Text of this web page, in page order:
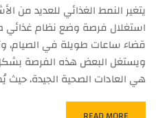
يتغير النمط الغذائي للعديد من
استغلال فرصة وضع نظام
قضاء ساعات طويلة في الصيام،
ويستغل البعض هذه الفرصة
هي العادات الصحية الجيدة،